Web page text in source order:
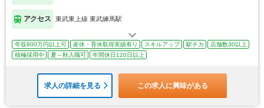
アクセス 東武東上線 東武練馬駅
年収800万円以上可 産休・育休取得実績有り スキルアップ 駅チカ
店舗数30以上
積極採用中
夏～秋入職可 年間休日120日以上
求人の詳細を見る この求人に興味がある